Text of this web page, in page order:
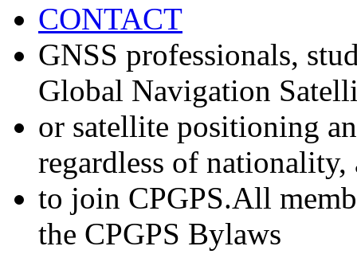
CONTACT
GNSS professionals,
Global Navigation
or satellite positioning
regardless of nationality,
to join CPGPS.All
the CPGPS Bylaws